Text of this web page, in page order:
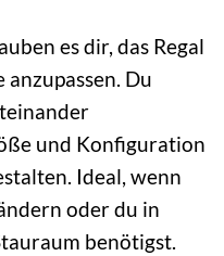
es dir, das Regal
Du
und Konfiguration
Ideal, wenn
oder du in
benötigst.